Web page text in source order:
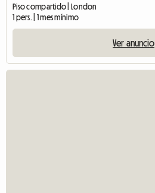
Piso compartido | London
1 pers. | 1 mes mínimo
Ver anuncio